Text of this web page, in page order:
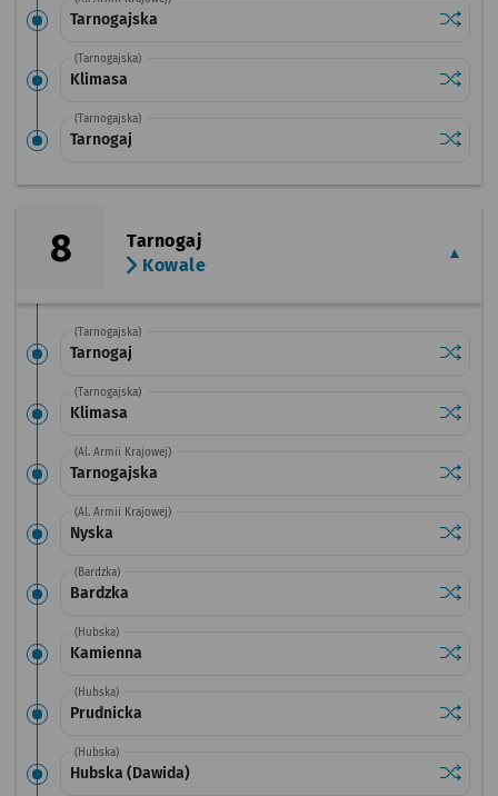
Tarnogajska
(Tarnogajska)
Klimasa
(Tarnogajska)
Tarnogaj
8
Tarnogaj
Kowale
(Tarnogajska)
Tarnogaj
(Tarnogajska)
Klimasa
(Al. Armii Krajowej)
Tarnogajska
(Al. Armii Krajowej)
Nyska
(Bardzka)
Bardzka
(Hubska)
Kamienna
(Hubska)
Prudnicka
(Hubska)
Hubska (Dawida)